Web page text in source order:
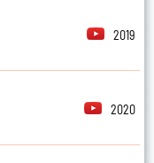
2019
2020